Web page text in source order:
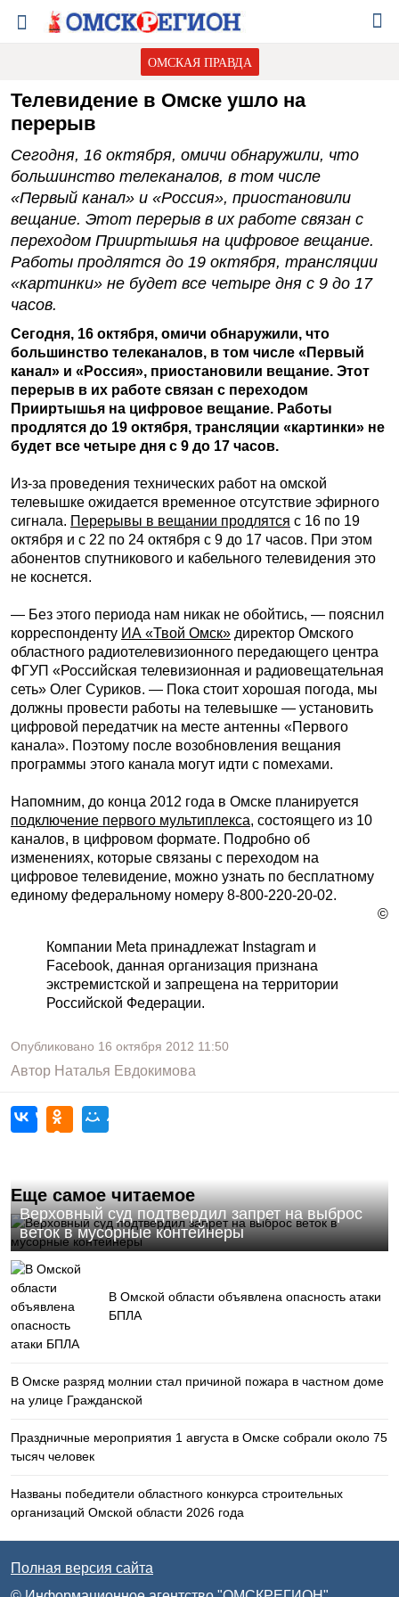
ОМСКАЯ ПРАВДА
Телевидение в Омске ушло на
перерыв
Сегодня, 16 октября, омичи обнаружили, что
большинство телеканалов, в том числе
«Первый канал» и «Россия», приостановили
вещание. Этот перерыв в их работе связан с
переходом Прииртышья на цифровое вещание.
Работы продлятся до 19 октября, трансляции
«картинки» не будет все четыре дня с 9 до 17
часов.
Сегодня, 16 октября, омичи обнаружили, что
большинство телеканалов, в том числе «Первый
канал» и «Россия», приостановили вещание. Этот
перерыв в их работе связан с переходом
Прииртышья на цифровое вещание. Работы
продлятся до 19 октября, трансляции «картинки» не
будет все четыре дня с 9 до 17 часов.
Из-за проведения технических работ на омской
телевышке ожидается временное отсутствие эфирного
сигнала. Перерывы в вещании продлятся с 16 по 19
октября и с 22 по 24 октября с 9 до 17 часов. При этом
абонентов спутникового и кабельного телевидения это
не коснется.
— Без этого периода нам никак не обойтись, — пояснил
корреспонденту ИА «Твой Омск» директор Омского
областного радиотелевизионного передающего центра
ФГУП «Российская телевизионная и радиовещательная
сеть» Олег Суриков. — Пока стоит хорошая погода, мы
должны провести работы на телевышке — установить
цифровой передатчик на месте антенны «Первого
канала». Поэтому после возобновления вещания
программы этого канала могут идти с помехами.
Напомним, до конца 2012 года в Омске планируется
подключение первого мультиплекса, состоящего из 10
каналов, в цифровом формате. Подробно об
изменениях, которые связаны с переходом на
цифровое телевидение, можно узнать по бесплатному
единому федеральному номеру 8-800-220-20-02.
©
Компании Meta принадлежат Instagram и
Facebook, данная организация признана
экстремистской и запрещена на территории
Российской Федерации.
Опубликовано 16 октября 2012 11:50
Автор Наталья Евдокимова
Еще самое читаемое
Верховный суд подтвердил запрет на выброс
веток в мусорные контейнеры
В Омской области объявлена опасность атаки
БПЛА
В Омске разряд молнии стал причиной пожара в частном доме
на улице Гражданской
Праздничные мероприятия 1 августа в Омске собрали около 75
тысяч человек
Названы победители областного конкурса строительных
организаций Омской области 2026 года
Полная версия сайта